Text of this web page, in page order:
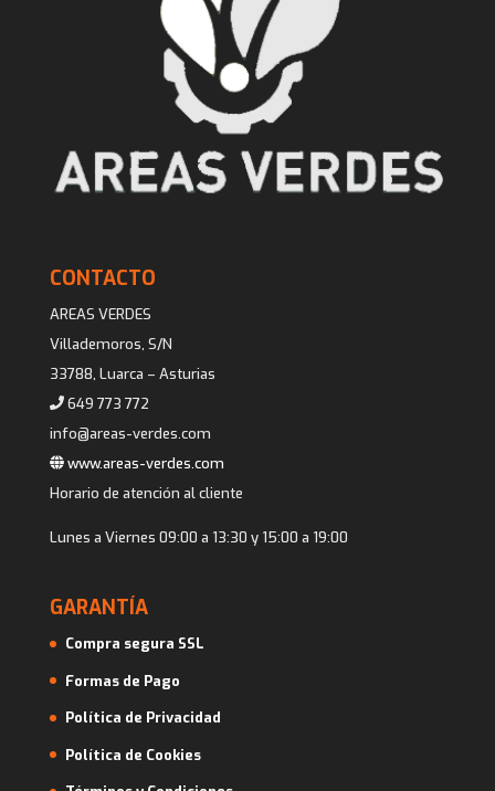
CONTACTO
AREAS VERDES
Villademoros, S/N
33788, Luarca – Asturias
649 773 772
info@areas-verdes.com
www.areas-verdes.com
Horario de atención al cliente
Lunes a Viernes 09:00 a 13:30 y 15:00 a 19:00
GARANTÍA
Compra segura SSL
Formas de Pago
Política de Privacidad
Política de Cookies